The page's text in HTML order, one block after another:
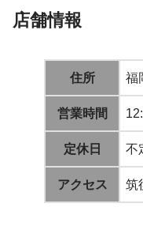
店舗情報
住所 福
営業時間
定休日 不
アクセス 筑